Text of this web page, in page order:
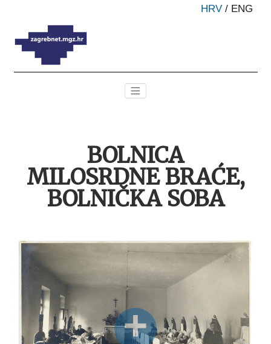
HRV / ENG
BOLNICA
MILOSRDNE BRAĆE,
BOLNIČKA SOBA